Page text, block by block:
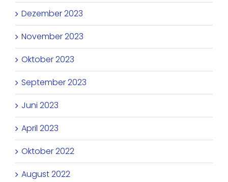
Dezember 2023
November 2023
Oktober 2023
September 2023
Juni 2023
April 2023
Oktober 2022
August 2022